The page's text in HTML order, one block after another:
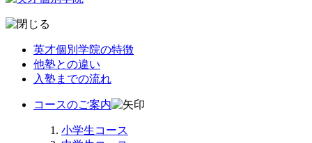
英才個別学院の特徴
他塾との違い
入塾までの流れ
コースのご案内
小学生コース